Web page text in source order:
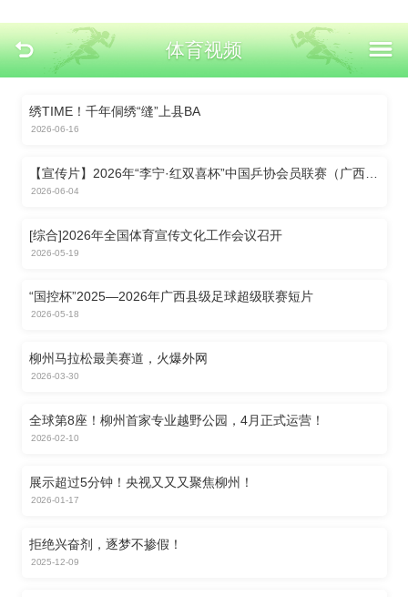
体育视频
绣TIME！千年侗绣“缝”上县BA
2026-06-16
【宣传片】2026年“李宁·红双喜杯”中国乒协会员联赛（广西·
柳州站）正式开赛
2026-06-04
[综合]2026年全国体育宣传文化工作会议召开
2026-05-19
“国控杯”2025—2026年广西县级足球超级联赛短片
2026-05-18
柳州马拉松最美赛道，火爆外网
2026-03-30
全球第8座！柳州首家专业越野公园，4月正式运营！
2026-02-10
展示超过5分钟！央视又又又聚焦柳州！
2026-01-17
拒绝兴奋剂，逐梦不掺假！
2025-12-09